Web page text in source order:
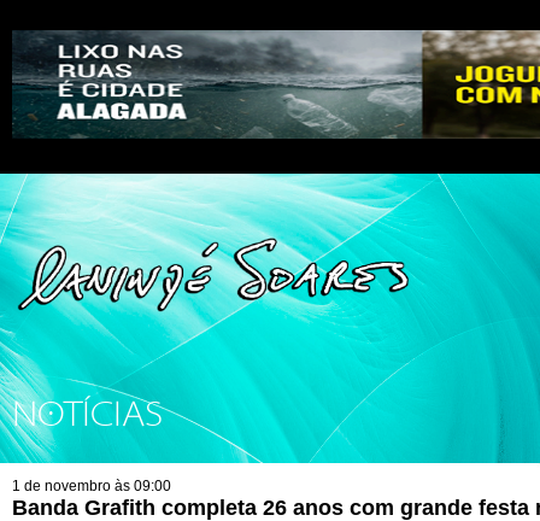
NOTÍCIAS
1 de novembro às 09:00
Banda Grafith completa 26 anos com grande festa